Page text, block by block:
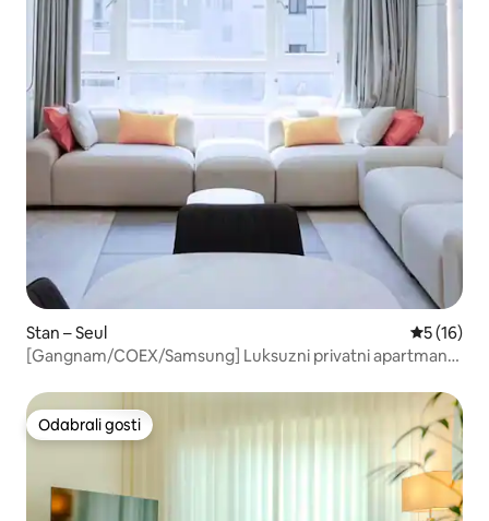
Stan – Seul Prosječna
5 (16)
[Gangnam/COEX/Samsung] Luksuzni privatni apartman/4
sobe/ukupno 4 klima-uređaja
Odabrali gosti
Odabrali gosti